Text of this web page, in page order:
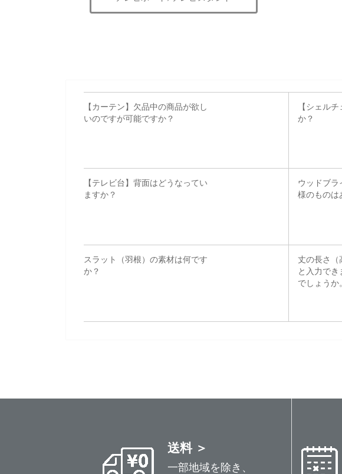
【カーテン】欠品中の商品が欲し
いのですが可能ですか？
【シェル
か？
【テレビ台】背面はどうなってい
ますか？
ウッドブラ
様のものは
スラット（羽根）の素材は何です
か？
丈の長さ
と入力で
でしょうか
送料 ＞
一部地域を除き、